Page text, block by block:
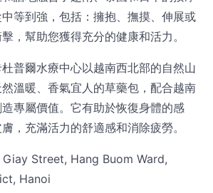
等到強，包括：擁抱、撫摸、伸展或
，幫助您獲得充分的健康和活力。
普爾水療中心以越南西北部的自然山
溫暖、香氣宜人的草藥包，配合越南
專屬價值。它有助於恢復身體的感
，充滿活力的舒適感和消除疲勞。
Street, Hang Buom Ward,
Hanoi